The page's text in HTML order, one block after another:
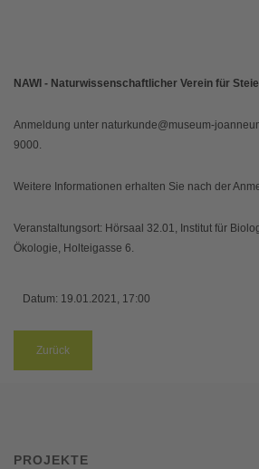
NAWI - Naturwissenschaftlicher Verein für
Anmeldung unter naturkunde@museum-
9000.
Weitere Informationen erhalten Sie nach der
Veranstaltungsort: Hörsaal 32.01, Institut für
Ökologie, Holteigasse 6.
Datum: 19.01.2021, 17:00
Zurück
PROJEKTE